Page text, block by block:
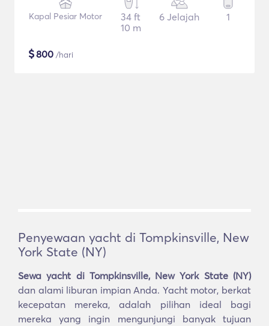
Kapal Pesiar Motor
34 ft
10 m
6 Jelajah 1
$800 /hari
Penyewaan yacht di Tompkinsville, New
York State (NY)
Sewa yacht di Tompkinsville, New York State (NY)
dan alami liburan impian Anda. Yacht motor, berkat
kecepatan mereka, adalah pilihan ideal bagi
mereka yang ingin mengunjungi banyak tujuan